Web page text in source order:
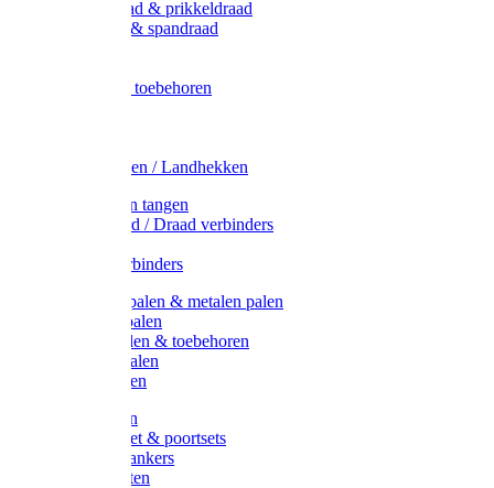
Metaal draad & prikkeldraad
Binddraad & spandraad
Afrasternet toebehoren
Weidehekken / Landhekken
Spanners en tangen
Lint / Koord / Draad verbinders
Litzclip verbinders
Recycling palen & metalen palen
Kunststof palen
T-Post t-palen & toebehoren
Glasfiber palen
Houten palen
Poortgrepen
Doorgangset & poortsets
Poortgreepankers
Weidepoorten